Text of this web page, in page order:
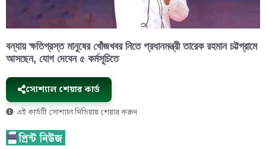
বন্যায় ক্ষতিগ্রস্ত মানুষের খোঁজখবর নিতে প্রধানমন্ত্রী তারেক রহমান চট্টগ্রামে
আসছেন, যোগ দেবেন ৫ কর্মসূচিতে
সোশ্যাল শেয়ার কার্ড
এই কার্ডটি সোশ্যাল মিডিয়ায় শেয়ার করুন